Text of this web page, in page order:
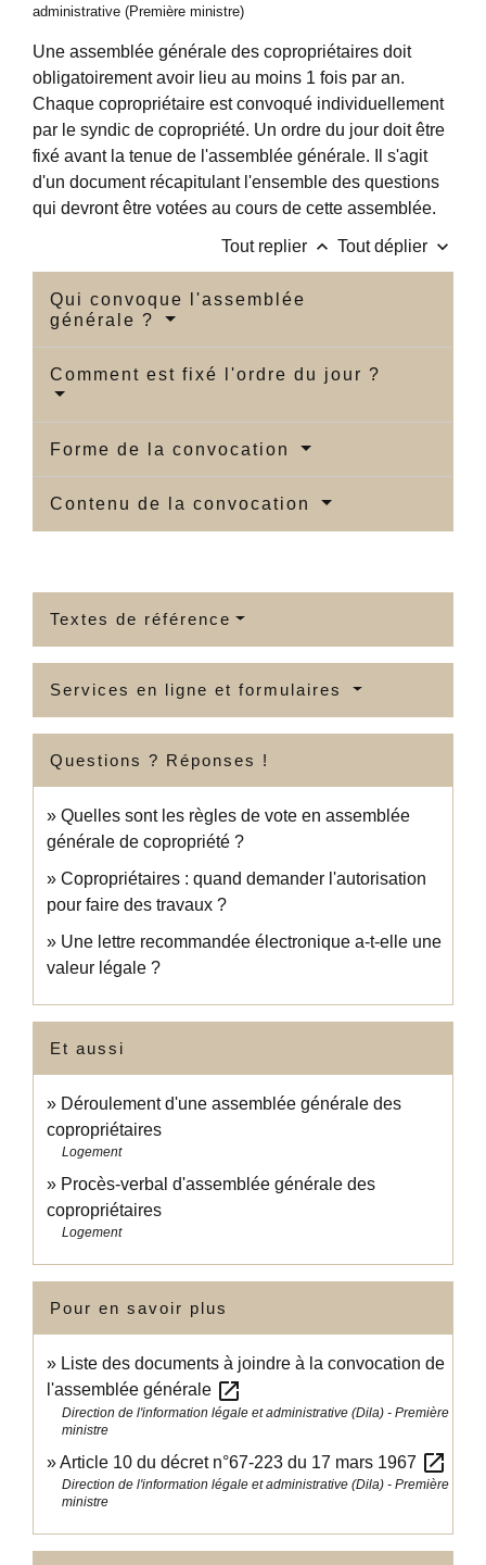
administrative (Première ministre)
Une assemblée générale des copropriétaires doit
obligatoirement avoir lieu au moins 1 fois par an.
Chaque copropriétaire est convoqué individuellement
par le syndic de copropriété. Un ordre du jour doit être
fixé avant la tenue de l'assemblée générale. Il s'agit
d'un document récapitulant l'ensemble des questions
qui devront être votées au cours de cette assemblée.
Tout replier keyboard_arrow_up Tout déplier keyboard_arrow_down
Qui convoque l'assemblée
générale ?
Comment est fixé l'ordre du jour ?
Forme de la convocation
Contenu de la convocation
Textes de référence
Services en ligne et formulaires
Questions ? Réponses !
Quelles sont les règles de vote en assemblée
générale de copropriété ?
Copropriétaires : quand demander l'autorisation
pour faire des travaux ?
Une lettre recommandée électronique a-t-elle une
valeur légale ?
Et aussi
Déroulement d'une assemblée générale des
copropriétaires
Logement
Procès-verbal d'assemblée générale des
copropriétaires
Logement
Pour en savoir plus
Liste des documents à joindre à la convocation de
l'assemblée générale open_in_new
Direction de l'information légale et administrative (Dila) - Première
ministre
Article 10 du décret n°67-223 du 17 mars 1967 open_in_new
Direction de l'information légale et administrative (Dila) - Première
ministre